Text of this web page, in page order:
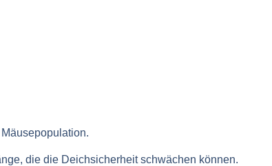
die die Deichsicherheit schwächen können.